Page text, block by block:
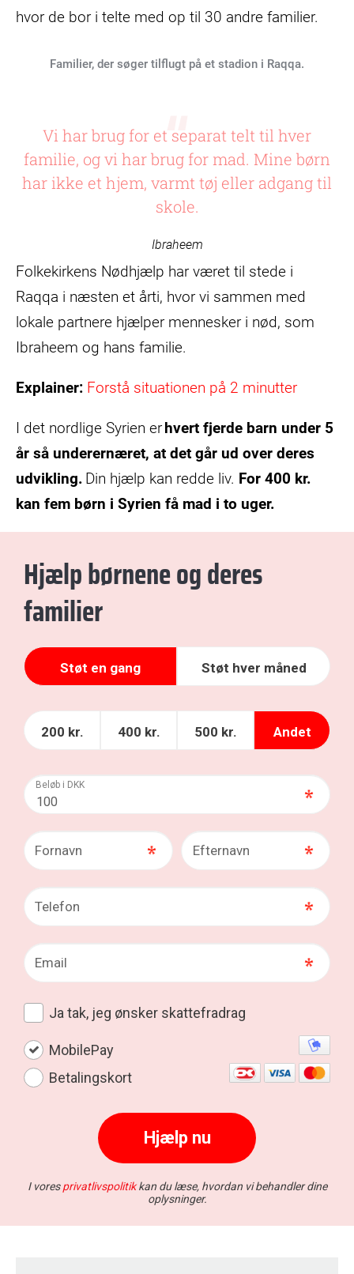
hvor de bor i telte med op til 30 andre familier.
Familier, der søger tilflugt på et stadion i Raqqa.
Vi har brug for et separat telt til hver
familie, og vi har brug for mad. Mine børn
har ikke et hjem, varmt tøj eller adgang til
skole.
Ibraheem
Folkekirkens Nødhjælp har været til stede i
Raqqa i næsten et årti, hvor vi sammen med
lokale partnere hjælper mennesker i nød, som
Ibraheem og hans familie.
Explainer: Forstå situationen på 2 minutter
I det nordlige Syrien erhvert fjerde barn under 5
år så underernæret, at det går ud over deres
udvikling. Din hjælp kan redde liv. For 400 kr.
kan fem børn i Syrien få mad i to uger.
Hjælp børnene og deres
familier